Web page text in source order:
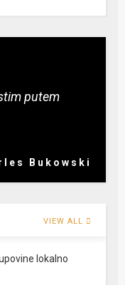
putem
Bukowski
VIEW ALL
lokalno